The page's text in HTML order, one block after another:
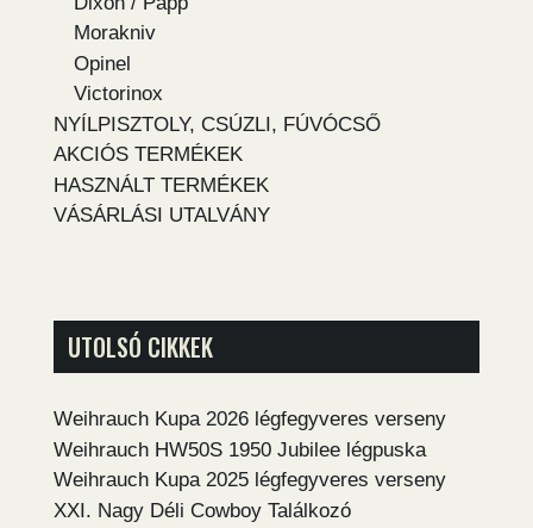
Morakniv
Opinel
Victorinox
NYÍLPISZTOLY, CSÚZLI, FÚVÓCSŐ
AKCIÓS TERMÉKEK
HASZNÁLT TERMÉKEK
VÁSÁRLÁSI UTALVÁNY
UTOLSÓ CIKKEK
Weihrauch Kupa 2026 légfegyveres verseny
Weihrauch HW50S 1950 Jubilee légpuska
Weihrauch Kupa 2025 légfegyveres verseny
XXI. Nagy Déli Cowboy Találkozó